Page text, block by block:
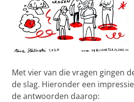
Met vier van die vragen gingen
de slag. Hieronder een
de antwoorden daarop: